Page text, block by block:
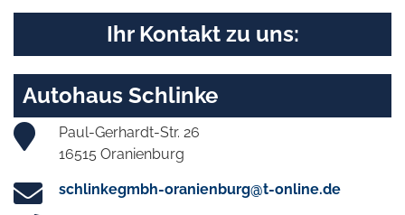
Ihr Kontakt zu uns:
Autohaus Schlinke
Paul-Gerhardt-Str. 26
16515 Oranienburg
schlinkegmbh-oranienburg@t-online.de